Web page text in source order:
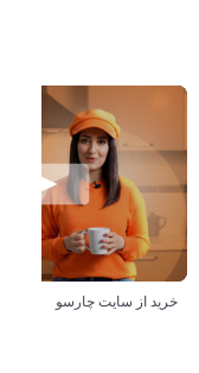
خرید از سایت چارسو